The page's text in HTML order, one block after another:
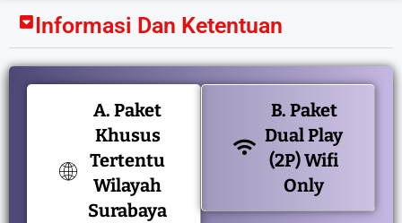
Informasi Dan Ketentuan
A. Paket
Khusus
Tertentu
Wilayah
Surabaya
B. Paket
Dual Play
(2P) Wifi
Only